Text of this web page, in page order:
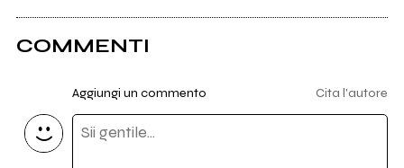
COMMENTI
Aggiungi un commento Cita l'autore